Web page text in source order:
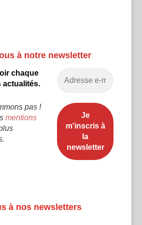
à notre newsletter
chaque
actualités.
pas !
mentions
à nos newsletters